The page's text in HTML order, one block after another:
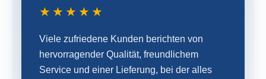
★★★★★
Viele zufriedene Kunden berichten von
hervorragender Qualität, freundlichem
Service und einer Lieferung, bei der alles